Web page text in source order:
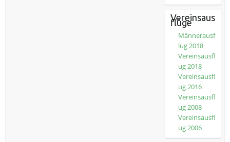
Vereinsaus
flüge
Männerausf
lug 2018
Vereinsausfl
ug 2018
Vereinsausfl
ug 2016
Vereinsausfl
ug 2008
Vereinsausfl
ug 2006